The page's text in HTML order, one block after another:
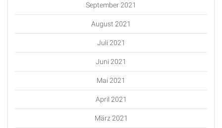
September 2021
August 2021
Juli 2021
Juni 2021
Mai 2021
April 2021
März 2021